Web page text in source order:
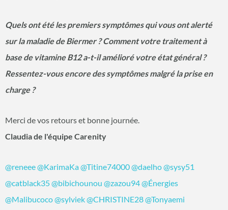
Quels ont été les premiers symptômes qui vous ont alerté
sur la maladie de Biermer ? Comment votre traitement à
base de vitamine B12 a-t-il amélioré votre état général ?
Ressentez-vous encore des symptômes malgré la prise en
charge ?
Merci de vos retours et bonne journée.
Claudia de l'équipe Carenity
@reneee@KarimaKa@Titine74000@daelho@sysy51
@catblack35@bibichounou @zazou94@Énergies
@Malibucoco@sylviek@CHRISTINE28@Tonyaemi